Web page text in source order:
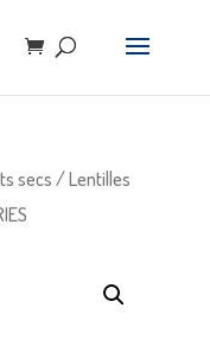
secs/ Lentilles